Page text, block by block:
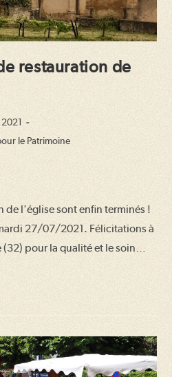
restauration de
le Patrimoine
de l'église sont enfin terminés !
27/07/2021. Félicitations à
pour la qualité et le soin…